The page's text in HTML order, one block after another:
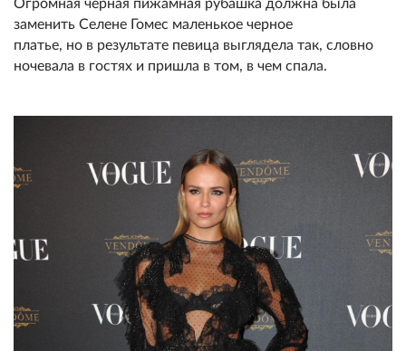
Огромная черная пижамная рубашка должна была
заменить Селене Гомес маленькое черное
платье, но в результате певица выглядела так, словно
ночевала в гостях и пришла в том, в чем спала.